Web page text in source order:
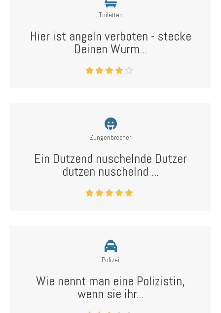
Toiletten
Hier ist angeln verboten - stecke
Deinen Wurm...
Zungenbrecher
Ein Dutzend nuschelnde Dutzer
dutzen nuschelnd ...
Polizei
Wie nennt man eine Polizistin,
wenn sie ihr...